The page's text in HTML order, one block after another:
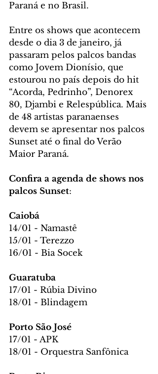
Paraná e no Brasil.
Entre os shows que acontecem
desde o dia 3 de janeiro, já
passaram pelos palcos bandas
como Jovem Dionísio, que
estourou no país depois do hit
“Acorda, Pedrinho”, Denorex
80, Djambi e Relespública. Mais
de 48 artistas paranaenses
devem se apresentar nos palcos
Sunset até o final do Verão
Maior Paraná.
Confira a agenda de shows nos
palcos Sunset:
Caiobá
14/01 - Namastê
15/01 - Terezzo
16/01 - Bia Socek
Guaratuba
17/01 - Rúbia Divino
18/01 - Blindagem
Porto São José
17/01 - APK
18/01 - Orquestra Sanfônica